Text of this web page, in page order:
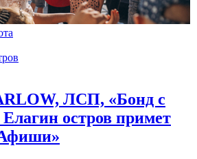
ЛСП, «Бонд с
остров примет